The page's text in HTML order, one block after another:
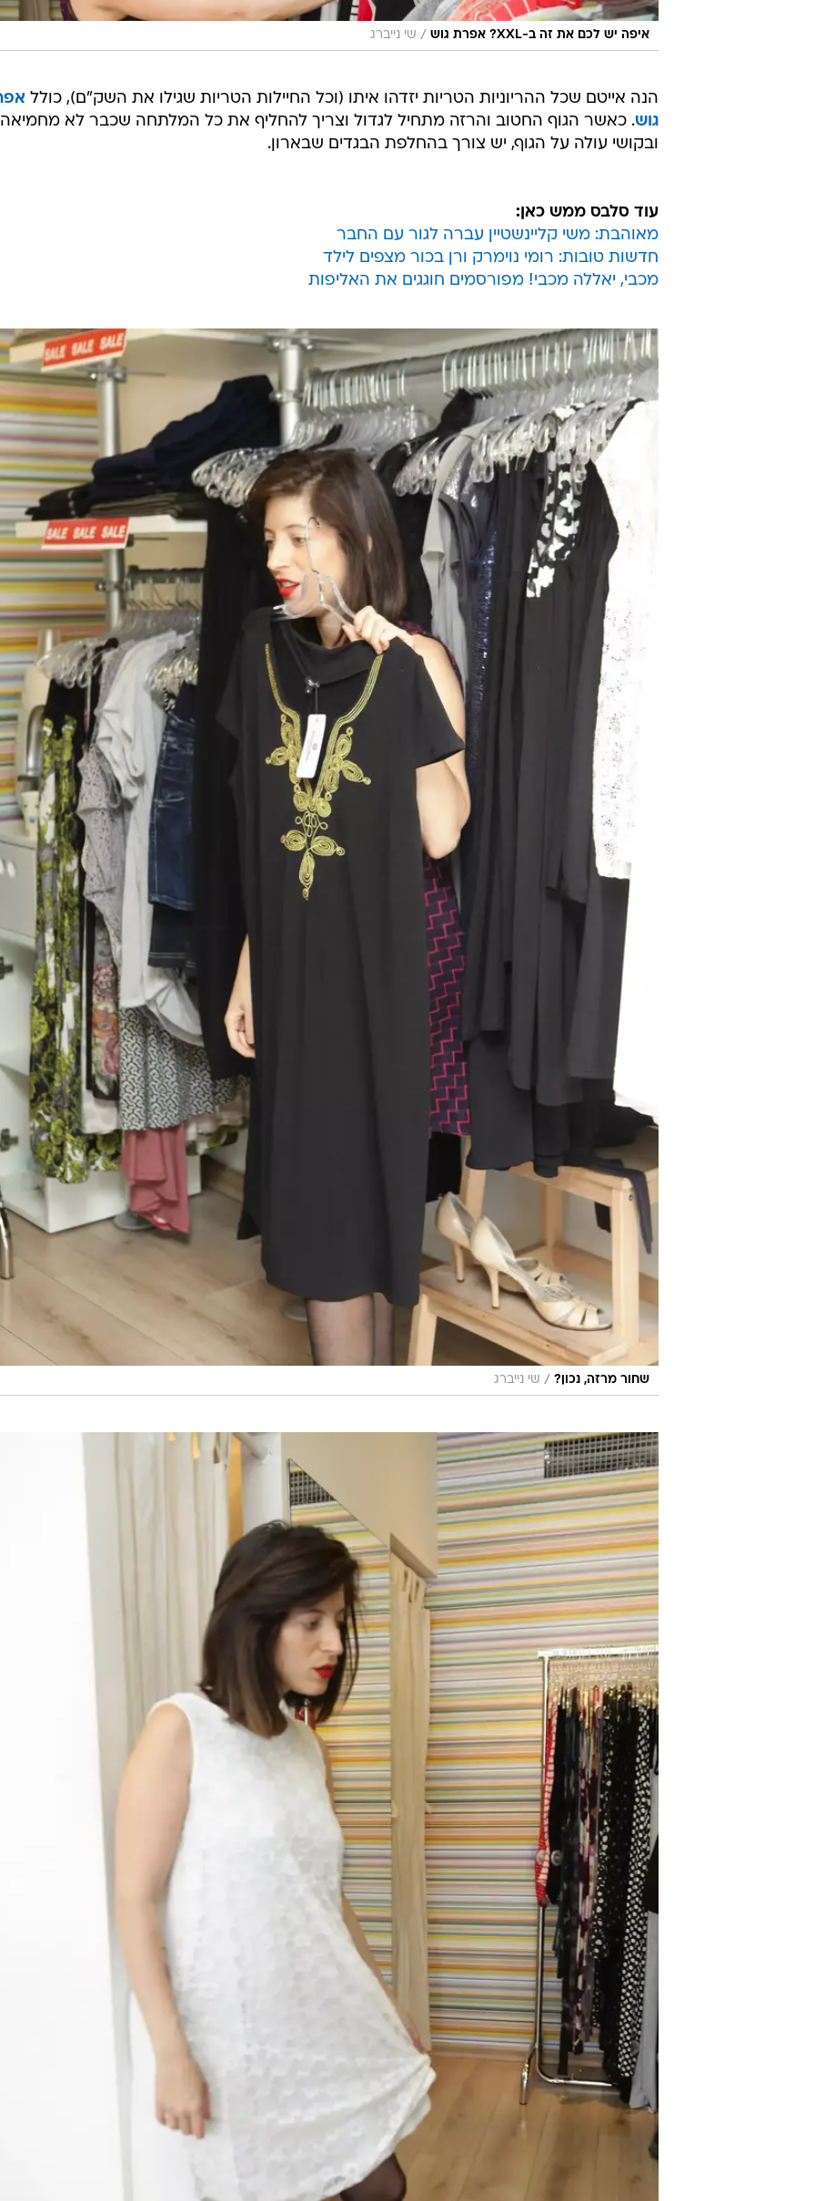
איפה יש לכם את זה ב-XXL? אפרת גוש / שי נייברג
הנה אייטם שכל ההריוניות הטריות יזדהו איתו (וכל החיילות הטריות שגילו את השק"ם), כולל
גוש. כאשר הגוף החטוב והרזה מתחיל לגדול וצריך להחליף את כל המלתחה שכבר לא מחמיאה
ובקושי עולה על הגוף, יש צורך בהחלפת הבגדים שבארון.
עוד סלבס ממש כאן:
מאוהבת: משי קליינשטיין עברה לגור עם החבר
חדשות טובות: רומי נוימרק ורן בכור מצפים לילד
מכבי, יאללה מכבי! מפורסמים חוגגים את האליפות
שחור מרזה, נכון? / שי נייברג